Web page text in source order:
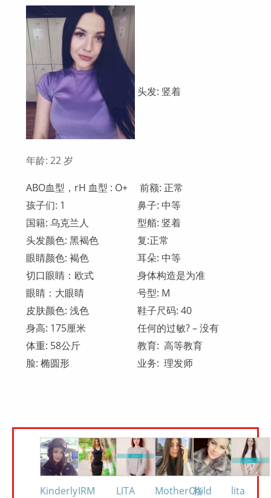
年龄: 22 岁
头发: 竖着
ABO血型，rH 血型 : O+
前额: 正常
孩子们: 1
鼻子: 中等
国籍: 乌克兰人
型艏: 竖着
头发颜色: 黑褐色
复:正常
眼睛颜色: 褐色
耳朵: 中等
切口眼睛：欧式
身体构造是为准
眼睛：大眼睛
号型: M
皮肤颜色: 浅色
鞋子尺码: 40
身高: 175厘米
任何的过敏? – 没有
体重: 58公斤
教育: 高等教育
脸: 椭圆形
业务: 理发师
KinderlyIRM
LITA
MotherChild
格
lita